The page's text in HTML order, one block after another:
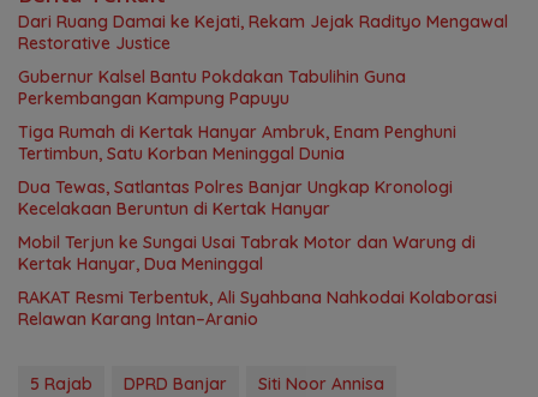
Dari Ruang Damai ke Kejati, Rekam Jejak Radityo Mengawal
Restorative Justice
Gubernur Kalsel Bantu Pokdakan Tabulihin Guna
Perkembangan Kampung Papuyu
Tiga Rumah di Kertak Hanyar Ambruk, Enam Penghuni
Tertimbun, Satu Korban Meninggal Dunia
Dua Tewas, Satlantas Polres Banjar Ungkap Kronologi
Kecelakaan Beruntun di Kertak Hanyar
Mobil Terjun ke Sungai Usai Tabrak Motor dan Warung di
Kertak Hanyar, Dua Meninggal
RAKAT Resmi Terbentuk, Ali Syahbana Nahkodai Kolaborasi
Relawan Karang Intan–Aranio
5 Rajab DPRD Banjar Siti Noor Annisa